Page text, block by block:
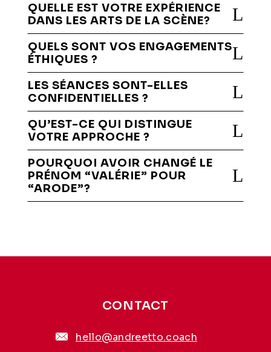
QUELLE EST VOTRE EXPÉRIENCE
DANS LES ARTS DE LA SCÈNE?
L
QUELS SONT VOS ENGAGEMENTS
ÉTHIQUES ?
L
LES SÉANCES SONT-ELLES
CONFIDENTIELLES ?
L
QU’EST-CE QUI DISTINGUE
VOTRE APPROCHE ?
L
POURQUOI AVOIR CHANGÉ LE
PRÉNOM “VALÉRIE” POUR
“ARODE”?
L
CONTACT
hello@andreetto.coach